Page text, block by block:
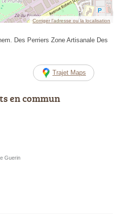
Corriger l’adresse ou la localisation
Des Perriers Zone Artisanale Des
Trajet Maps
en commun
Guerin